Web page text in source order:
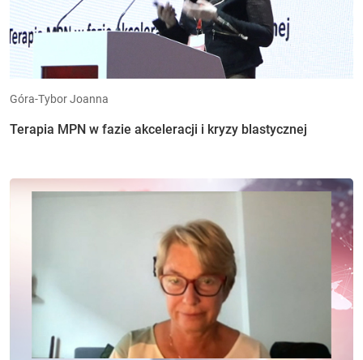
Góra-Tybor Joanna
Terapia MPN w fazie akceleracji i kryzy blastycznej